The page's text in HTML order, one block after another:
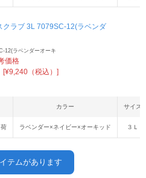
クラブ 3L 7079SC-12(ラベンダ
12(ラベンダーオーキ
価格
[¥9,240（税込）]
カラー サイズ
ラベンダー×ネイビー×オーキッド ３Ｌ
テムがあります